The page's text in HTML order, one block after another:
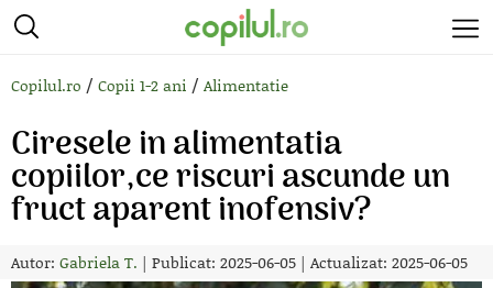
Copilul.ro / Copii 1-2 ani / Alimentatie
Ciresele in alimentatia
copiilor,ce riscuri ascunde un
fruct aparent inofensiv?
Autor: Gabriela T. | Publicat: 2025-06-05 | Actualizat: 2025-06-05